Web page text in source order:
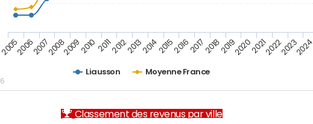
Liausson Moyenne France
200520062007200820092010 20112012201320142015201620172018201920202021202220232024
Classement des revenus par ville